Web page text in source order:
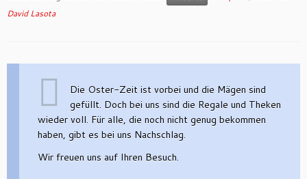
springen
David Lasota
Die Oster-Zeit ist vorbei und die Mägen sind
gefüllt. Doch bei uns sind die Regale und Theken
wieder voll. Für alle, die noch nicht genug bekommen
haben, gibt es bei uns Nachschlag.
Wir freuen uns auf Ihren Besuch.